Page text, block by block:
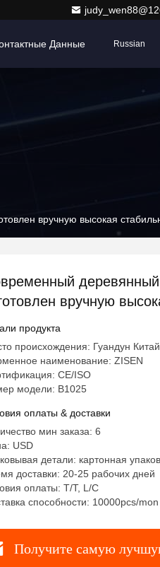
Данные Russian
вручную высокая
вручную
продукта
происхождения: Гуандун Китай
наименование: ZISEN
CE/ISO
модели: B1025
оплаты & доставки
мин заказа: 6
USD
детали: картонная
доставки: 20-25 рабочих дней
оплаты: T/T, L/C
способности: 10000pcs/mon
Получите самую